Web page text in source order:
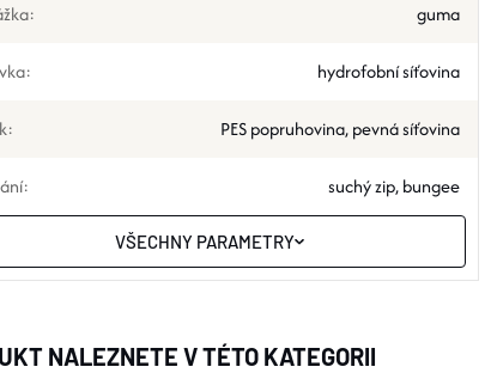
: guma
: hydrofobní síťovina
: PES popruhovina, pevná síťovina
: suchý zip, bungee
VŠECHNY PARAMETRY
NALEZNETE V TÉTO KATEGORII